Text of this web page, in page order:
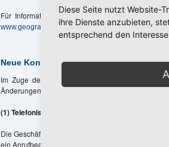
Für Informationen und einen
www.geographie-dvag.de
Neue Kontaktdaten der Geschäftsstelle
Im Zuge der Umgestaltung und Neueinrichtung
Änderungen in der Erreichbarkeit der
(1) Telefonische Erreichbarkeit:
Die Geschäftssstelle ist zwischen
ein Anrufbeantworter für Ihre Information bereit.
Diese Seite nutzt Website-
ihre Dienste anzubieten,
entsprechend den